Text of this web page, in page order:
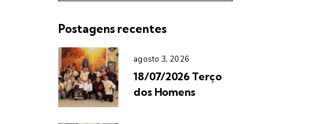
Postagens recentes
agosto 3, 2026
18/07/2026 Terço
dos Homens